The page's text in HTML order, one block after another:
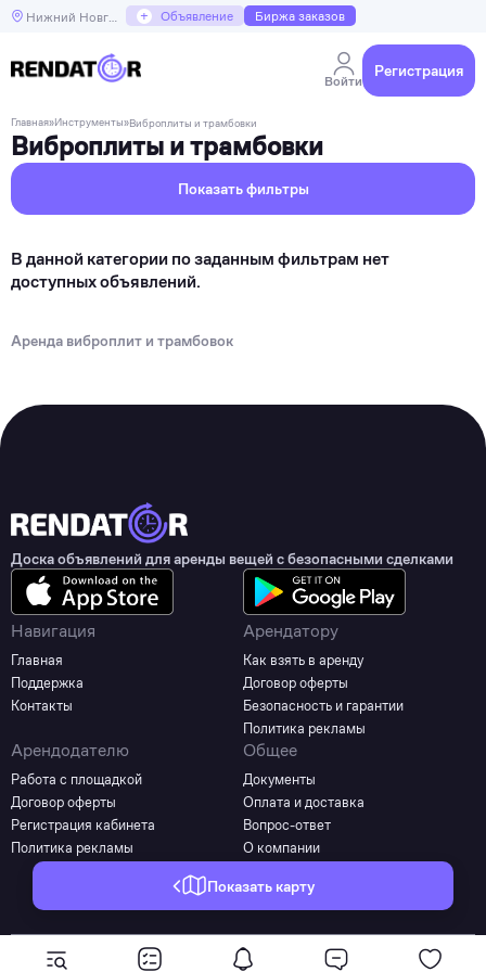
Нижний Новгород + Объявление Биржа заказов
Войти
Регистрация
Главная»Инструменты»Виброплиты и трамбовки
Виброплиты и трамбовки
Показать карту
Показать фильтры
В данной категории по заданным фильтрам нет
доступных объявлений.
Аренда виброплит и трамбовок
Доска объявлений для аренды вещей с безопасными сделками
Навигация
Главная
Поддержка
Контакты
Арендатору
Как взять в аренду
Договор оферты
Безопасность и гарантии
Политика рекламы
Арендодателю
Работа с площадкой
Договор оферты
Регистрация кабинета
Политика рекламы
Общее
Документы
Оплата и доставка
Вопрос-ответ
О компании